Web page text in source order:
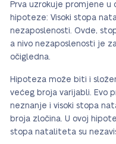
Prva uzrokuje promjene u
hipoteze: Visoki stopa
nezaposlenosti. Ovde,
a nivo nezaposlenosti je
očigledna.
Hipoteza može biti i
većeg broja varijabli. Evo
neznanje i visoki stopa
broja zločina. U ovoj
stopa nataliteta su